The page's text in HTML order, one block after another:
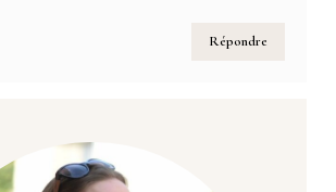
Répondre